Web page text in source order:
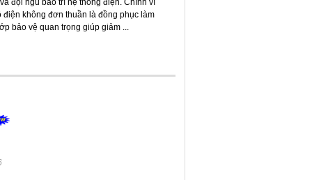
đội ngũ bảo trì hệ thống điện. Chính vì
điện không đơn thuần là đồng phục làm
bảo vệ quan trọng giúp giảm ...